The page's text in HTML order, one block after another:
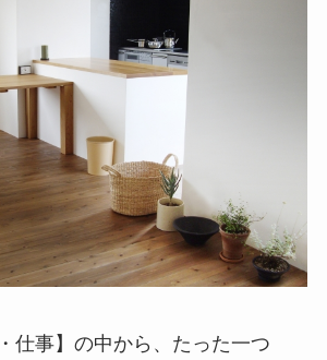
仕事】の中から、たった一つ